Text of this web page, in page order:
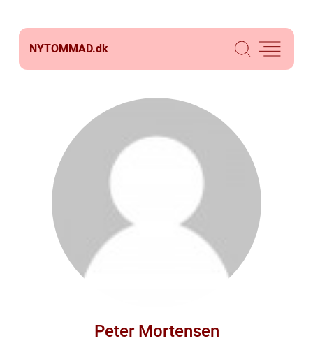
NYTOMMAD.dk
Peter Mortensen